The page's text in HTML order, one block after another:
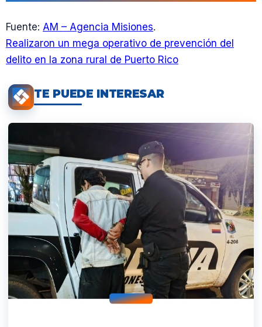
Fuente: AM – Agencia Misiones.
Realizaron un mega operativo de prevención del
delito en la zona rural de Puerto Rico
TE PUEDE INTERESAR